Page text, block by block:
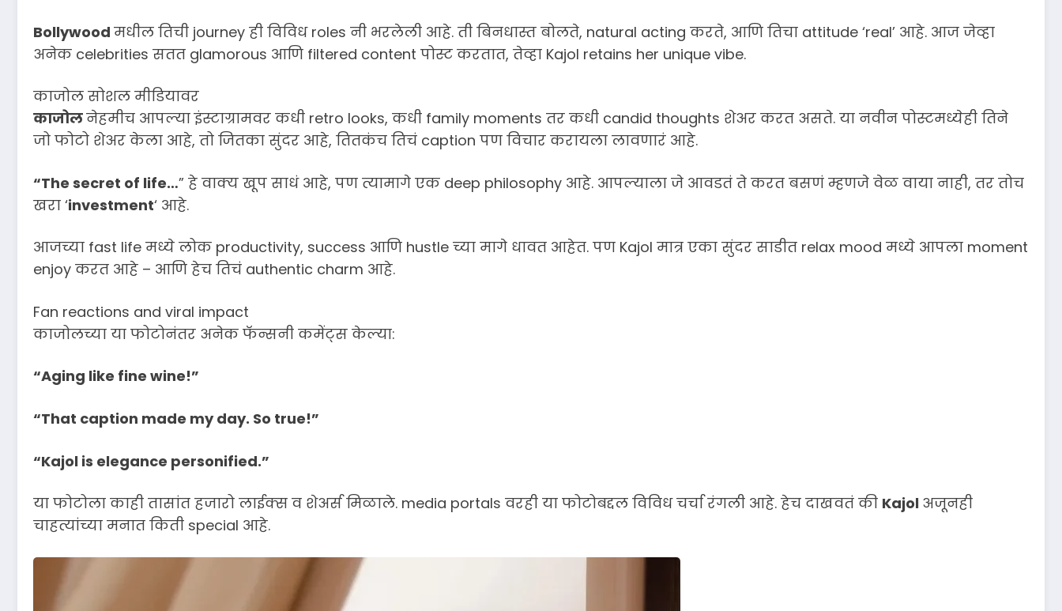
Bollywood मधील तिची journey ही विविध roles नी भरलेली आहे. ती बिनधास्त बोलते, natural acting करते, आणि तिचा attitude ‘real’ आहे. आज जेव्हा
अनेक celebrities सतत glamorous आणि filtered content पोस्ट करतात, तेव्हा Kajol retains her unique vibe.
काजोल सोशल मीडियावर
काजोलनेहमीच आपल्या इंस्टाग्रामवर कधी retro looks, कधी family moments तर कधी candid thoughts शेअर करत असते. या नवीन पोस्टमध्येही तिने
जो फोटो शेअर केला आहे, तो जितका सुंदर आहे, तितकंच तिचं caption पण विचार करायला लावणारं आहे.
“The secret of life…” हे वाक्य खूप साधं आहे, पण त्यामागे एक deep philosophy आहे. आपल्याला जे आवडतं ते करत बसणं म्हणजे वेळ वाया नाही, तर तोच
खरा ‘investment‘ आहे.
आजच्या fast life मध्ये लोक productivity, success आणि hustle च्या मागे धावत आहेत. पण Kajol मात्र एका सुंदर साडीत relax mood मध्ये आपला moment
enjoy करत आहे – आणि हेच तिचं authentic charm आहे.
Fan reactions and viral impact
काजोलच्या या फोटोनंतर अनेक फॅन्सनी कमेंट्स केल्या:
“Aging like fine wine!”
“That caption made my day. So true!”
“Kajol is elegance personified.”
या फोटोला काही तासांत हजारो लाईक्स व शेअर्स मिळाले. media portals वरही या फोटोबद्दल विविध चर्चा रंगली आहे. हेच दाखवतं की Kajol अजूनही
चाहत्यांच्या मनात किती special आहे.